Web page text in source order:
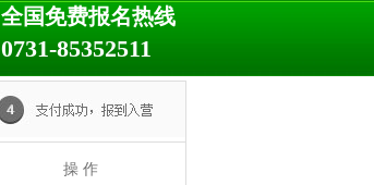
全国免费报名热线
0731-85352511
操 作